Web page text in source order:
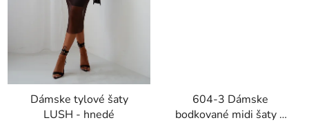
Dámske tylové šaty
LUSH - hnedé
604-3 Dámske
bodkované midi šaty s